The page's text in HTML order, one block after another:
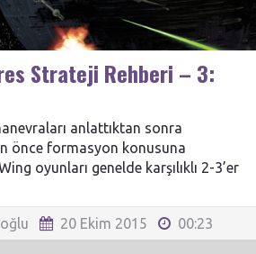
Strateji Rehberi – 3:
anlattıktan sonra
önce formasyon konusuna
oyunları genelde karşılıklı 2-3’er
20 Ekim 2015 00:23